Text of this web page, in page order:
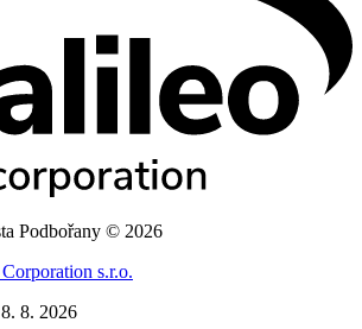
Podbořany © 2026
s.r.o.
8. 2026